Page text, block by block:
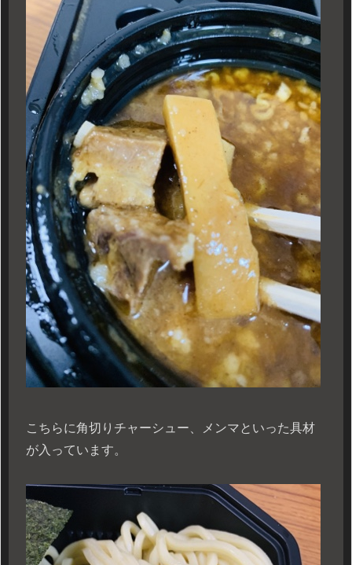
こちらに角切りチャーシュー、メンマといった具材
が入っています。